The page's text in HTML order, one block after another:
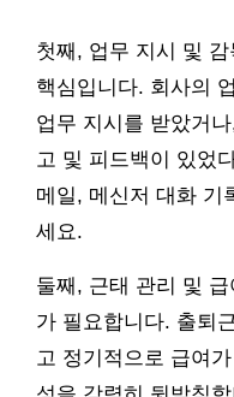
첫째, 업무 지시 및
핵심입니다. 회사의
업무 지시를 받았거
고 및 피드백이 있었
메일, 메신저 대화 기
세요.
둘째, 근태 관리 및
가 필요합니다. 출퇴
고 정기적으로 급여